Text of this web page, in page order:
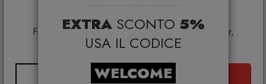
Smeg, Bontempi Casa, Samsonite, BBB Italia,
Franke, Gufram, Memphis, Plust, Samsung, Faber,
Dunavox, Zafferano, VG, Slide
EXTRA SCONTO 5%
USA IL CODICE
WELCOME